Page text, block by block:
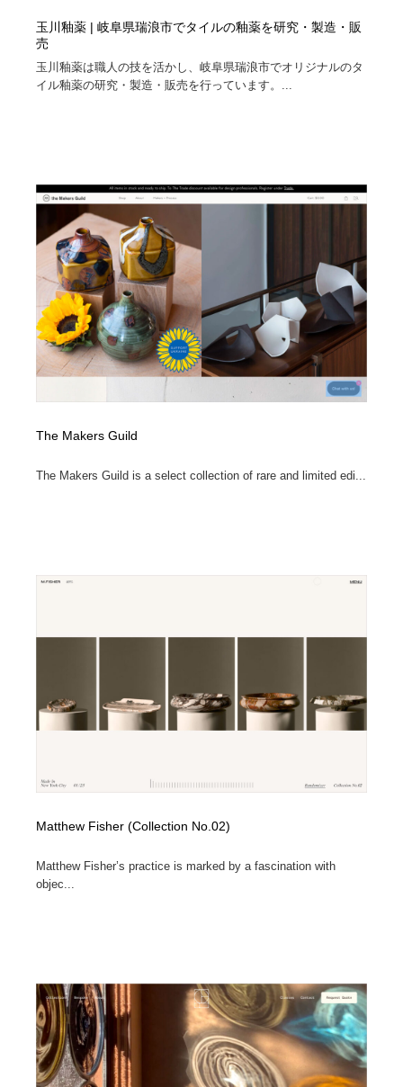
玉川釉薬 | 岐阜県瑞浪市でタイルの釉薬を研究・製造・販
売
玉川釉薬は職人の技を活かし、岐阜県瑞浪市でオリジナルのタ
イル釉薬の研究・製造・販売を行っています。...
The Makers Guild
The Makers Guild is a select collection of rare and limited edi...
Matthew Fisher (Collection No.02)
Matthew Fisher’s practice is marked by a fascination with
objec...